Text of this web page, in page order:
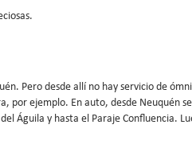
Pero desde allí no hay servicio de
por ejemplo. En auto, desde Neuquén
Águila y hasta el Paraje Confluencia.